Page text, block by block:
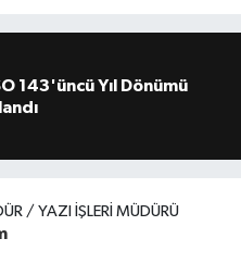
143'üncü Yıl Dönümü
/ YAZI İŞLERI MÜDÜRÜ